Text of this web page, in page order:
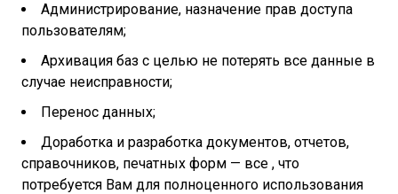
Администрирование, назначение прав доступа
пользователям;
Архивация баз с целью не потерять все данные в
случае неисправности;
Перенос данных;
Доработка и разработка документов, отчетов,
справочников, печатных форм — все , что
потребуется Вам для полноценного использования